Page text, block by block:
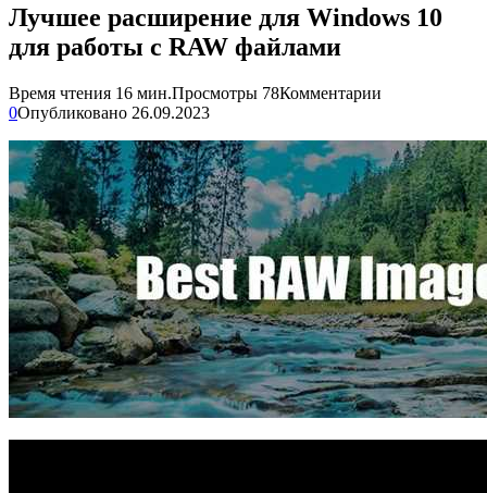
Лучшее расширение для Windows 10
для работы с RAW файлами
Время чтения 16 мин.Просмотры 78Комментарии
0Опубликовано 26.09.2023